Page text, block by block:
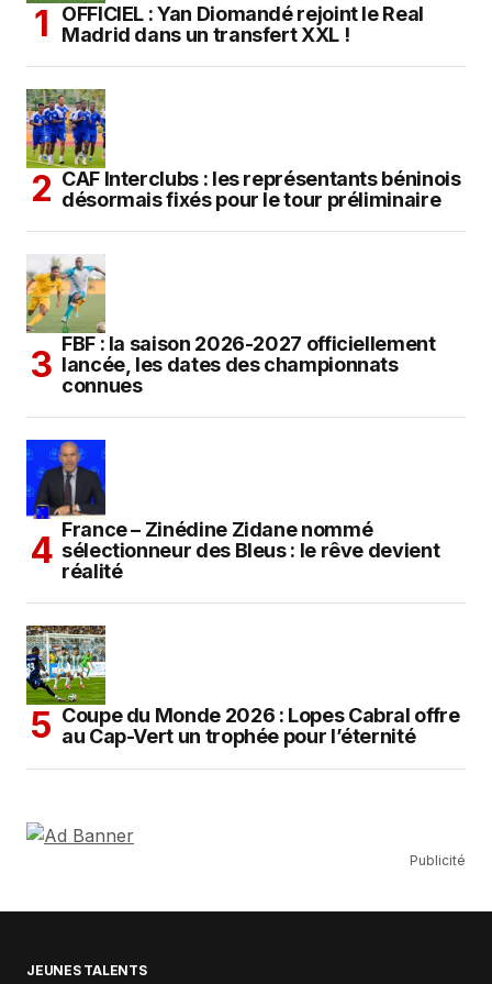
OFFICIEL : Yan Diomandé rejoint le Real
Madrid dans un transfert XXL !
CAF Interclubs : les représentants béninois
désormais fixés pour le tour préliminaire
FBF : la saison 2026-2027 officiellement
lancée, les dates des championnats
connues
France – Zinédine Zidane nommé
sélectionneur des Bleus : le rêve devient
réalité
Coupe du Monde 2026 : Lopes Cabral offre
au Cap-Vert un trophée pour l’éternité
Publicité
JEUNES TALENTS